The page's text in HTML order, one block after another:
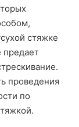
стяжке
предает
проведения
по